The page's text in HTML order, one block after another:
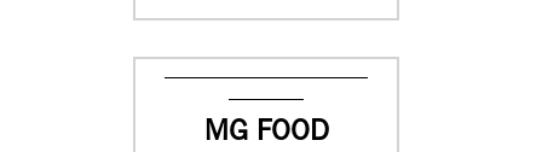
MG FOOD